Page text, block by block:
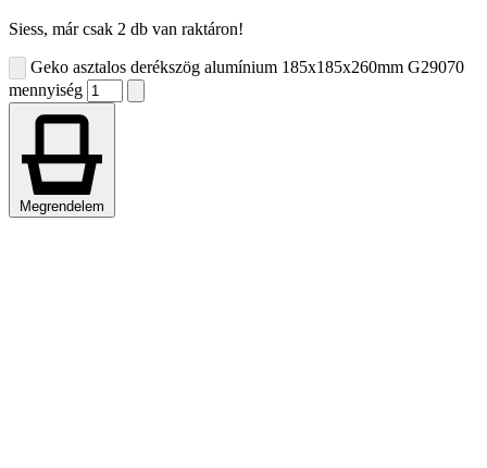
Siess, már csak 2 db van raktáron!
Geko asztalos derékszög alumínium 185x185x260mm G29070
mennyiség
Megrendelem